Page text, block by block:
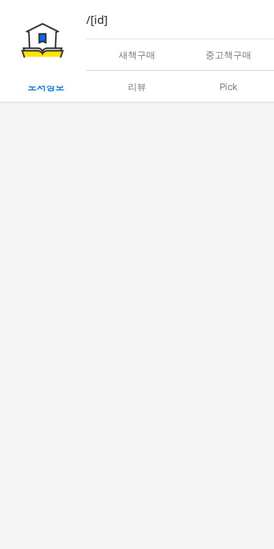
book/rent/[id]
대여 새책구매 중고책구매
도서정보 리뷰 Pick